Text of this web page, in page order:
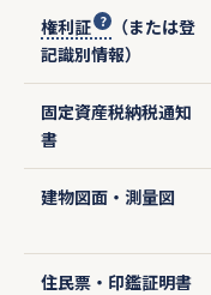
権利証
（または登
記識別情報）
固定資産税納税通知
書
建物図面・測量図
住民票・印鑑証明書